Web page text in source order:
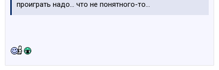
проиграть надо... что не понятного-то...